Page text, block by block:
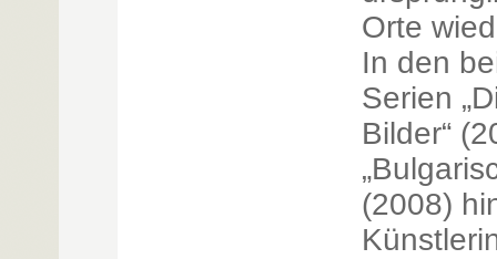
Orte
In den
Serien
Bilder“
(2008)